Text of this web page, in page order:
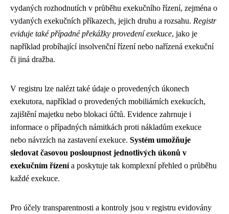
vydaných rozhodnutích v průběhu exekučního řízení, zejména o
vydaných exekučních příkazech, jejich druhu a rozsahu. Registr
eviduje také případné překážky provedení exekuce, jako je
například probíhající insolvenční řízení nebo nařízená exekuční
či jiná dražba.
V registru lze nalézt také údaje o provedených úkonech
exekutora, například o provedených mobiliárních exekucích,
zajištění majetku nebo blokaci účtů. Evidence zahrnuje i
informace o případných námitkách proti nákladům exekuce
nebo návrzích na zastavení exekuce. Systém umožňuje
sledovat časovou posloupnost jednotlivých úkonů v
exekučním řízenía poskytuje tak komplexní přehled o průběhu
každé exekuce.
Pro účely transparentnosti a kontroly jsou v registru evidovány